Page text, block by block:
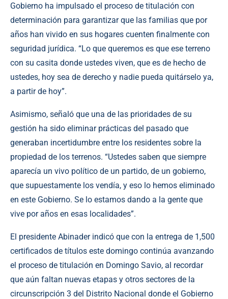
Gobierno ha impulsado el proceso de titulación con
determinación para garantizar que las familias que por
años han vivido en sus hogares cuenten finalmente con
seguridad jurídica. “Lo que queremos es que ese terreno
con su casita donde ustedes viven, que es de hecho de
ustedes, hoy sea de derecho y nadie pueda quitárselo ya,
a partir de hoy”.
Asimismo, señaló que una de las prioridades de su
gestión ha sido eliminar prácticas del pasado que
generaban incertidumbre entre los residentes sobre la
propiedad de los terrenos. “Ustedes saben que siempre
aparecía un vivo político de un partido, de un gobierno,
que supuestamente los vendía, y eso lo hemos eliminado
en este Gobierno. Se lo estamos dando a la gente que
vive por años en esas localidades”.
El presidente Abinader indicó que con la entrega de 1,500
certificados de títulos este domingo continúa avanzando
el proceso de titulación en Domingo Savio, al recordar
que aún faltan nuevas etapas y otros sectores de la
circunscripción 3 del Distrito Nacional donde el Gobierno